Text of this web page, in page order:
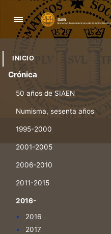
Navegación
INICIO
Crónica
50 años de SIAEN
Numisma, sesenta años
1995-2000
2001-2005
2006-2010
2011-2015
2016-
2016
2017